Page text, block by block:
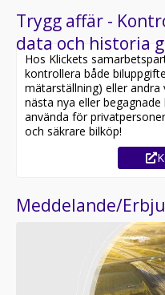
backkamera, Keyless
intelligent light system,
Regnsensor,
runt fönster, Privacy
automatiska
lättmetallfälgar, ABS,
SÄLJES NU FÖR
ORDNAS OCH VI TAR
PLATINUMCARS THE
REKOND/VERKSTAD/
VÄLKOMMEN ATT
Trygg affär -
data och historia
Hos Klickets
kontrollera både
mätarställning) eller andra
nästa nya eller
använda för
och säkrare bilköp!
Meddelande/